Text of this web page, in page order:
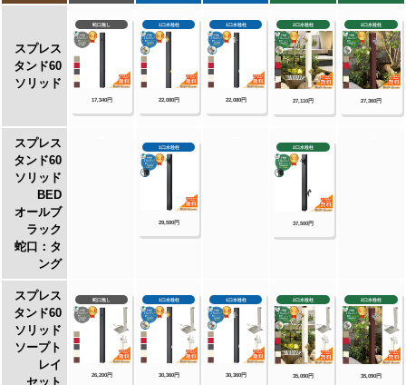
休信楽手洗鉢・美濃焼・美濃焼手洗鉢
【TOSHIN】
アン ポッシュ・アン フルール・アン ジーニ
ー・アン ティーラ・ユナイト ログ・ユナイト
トーレ・エーゲ・サガン・アーバンII・アーバ
ンウッド・ヴォーグ・タクト・コルム・コルム
ラスティ・ガーデンパン・UNITE ログ・ピッ
ト・トレビ アーバン・トレビ アーバンウッ
ド・トレビ マルチ・un フルール・un ポッシ
【TOYO】
ウォータービュー・ナルルポール・混合栓セッ
ト・マルコポール・アシュリーポール・コッ
ル・丸形コッタパン・角型コッタパン・コボク
パン・丸形ブリックパン・角型ブリックパン・
丸形コテージパン・角型コテージパン・スリー
パーパン・陶器パン・コーン・ボウル・グロー
リー・ステンパン・シンクパン・陶器シンクパ